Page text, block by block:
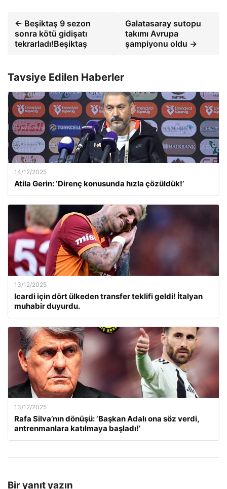
← Beşiktaş 9 sezon
sonra kötü gidişatı
tekrarladı!Beşiktaş
Galatasaray sutopu
takımı Avrupa
şampiyonu oldu →
Tavsiye Edilen Haberler
14/12/2025
Atila Gerin: ‘Direnç konusunda hızla çözüldük!’
13/12/2025
Icardi için dört ülkeden transfer teklifi geldi! İtalyan
muhabir duyurdu.
13/12/2025
Rafa Silva’nın dönüşü: ‘Başkan Adalı ona söz verdi,
antrenmanlara katılmaya başladı!’
Bir yanıt yazın